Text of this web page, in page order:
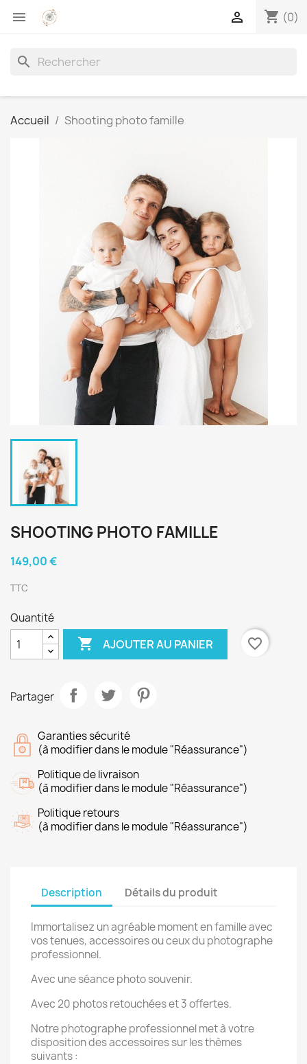
 shopping_cart (0)

search
Accueil Shooting photo famille
SHOOTING PHOTO FAMILLE
149,00 €
TTC
Quantité
 AJOUTER AU PANIER favorite_border
Partager
Garanties sécurité
(à modifier dans le module "Réassurance")
Politique de livraison
(à modifier dans le module "Réassurance")
Politique retours
(à modifier dans le module "Réassurance")
Description Détails du produit
Immortalisez un agréable moment en famille avec
vos tenues, accessoires ou ceux du photographe
professionnel.
Avec une séance photo souvenir.
Avec 20 photos retouchées et 3 offertes.
Notre photographe professionnel met à votre
disposition des accessoires sur les thèmes
suivants :